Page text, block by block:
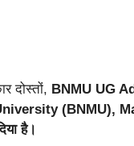
दोस्तों, BNMU UG
(BNMU),
है।